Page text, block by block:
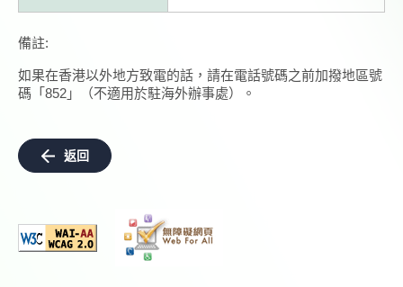
備註:
如果在香港以外地方致電的話，請在電話號碼之前加撥地區號
碼「852」（不適用於駐海外辦事處）。
返回